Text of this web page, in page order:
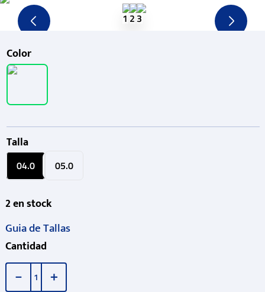
Color
Talla
04.0 05.0
2en stock
Guia de Tallas
Cantidad
＋
－